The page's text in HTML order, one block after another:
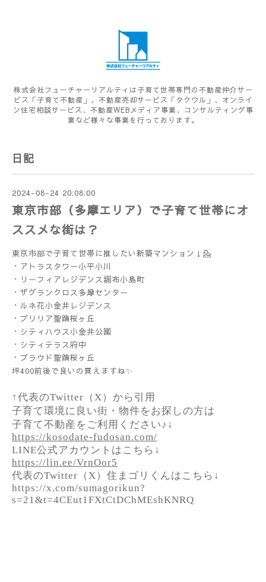
株式会社フューチャーリアルティは子育て世帯専門の不動産仲介サー
ビス「子育て不動産」、不動産売却サービス「タクウル」、オンライ
ン住宅相談サービス、不動産WEBメディア事業、コンサルティング事
業など様々な事業を行っております。
日記
2024-08-24 20:08:00
東京市部（多摩エリア）で子育て世帯にオ
ススメな街は？
東京市部で子育て世帯に推したい新築マンション↓💁
・アトラスタワー小平小川
・リーフィアレジデンス調布小島町
・ザグランクロス多摩センター
・ルネ花小金井レジデンス
・ブリリア聖蹟桜ヶ丘
・シティハウス小金井公園
・シティテラス府中
・プラウド聖蹟桜ヶ丘
坪400前後で良いの買えますね✨
↑代表のTwitter（X）から引用
子育て環境に良い街・物件をお探しの方は
子育て不動産をご利用ください♪↓
https://kosodate-fudosan.com/
LINE公式アカウントはこちら↓
https://lin.ee/VrnOor5
代表のTwitter（X）住まゴリくんはこちら↓
https://x.com/sumagorikun?
s=21&t=4CEut1FXtCtDChMEshKNRQ